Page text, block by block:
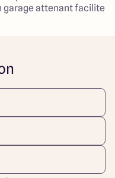
garage attenant facilite
rangements
sud, idéale pour
à deux pas de la
de vie agréable pour
des
de jouir d'un cadre de
urbaines.
de construire la maison
un cadre à la fois